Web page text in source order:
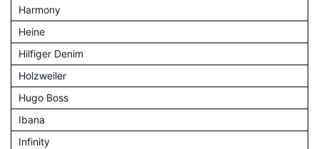
Harmony
Heine
Hilfiger Denim
Holzweiler
Hugo Boss
Ibana
Infinity